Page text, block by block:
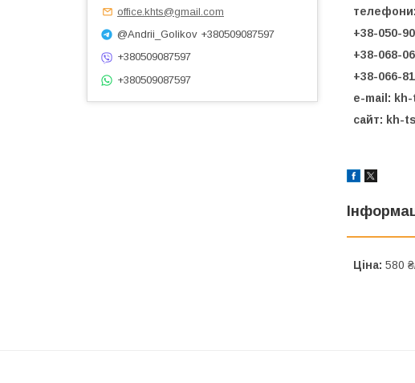
телефони:
+38-050-
+38-068-
+38-066-
e-mail:
сайт: kh-
Ціна: 580
office.khts@gmail.com
@Andrii_Golikov +380509087597
+380509087597
+380509087597